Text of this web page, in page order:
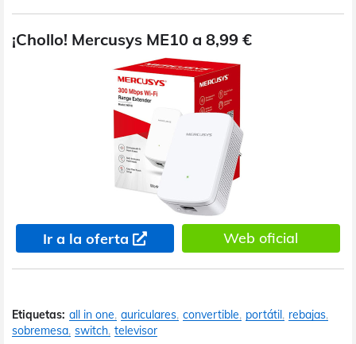
¡Chollo! Mercusys ME10 a 8,99 €
Ir a la oferta Web oficial
Etiquetas: all in one auriculares convertible portátil rebajas
sobremesa switch televisor